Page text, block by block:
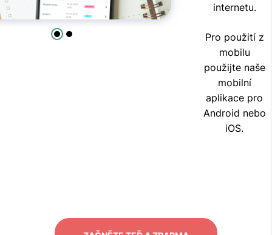
internetu.
Pro použití z
mobilu
použijte naše
mobilní
aplikace pro
Android nebo
iOS.